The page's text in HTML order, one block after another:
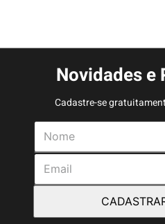
Novidades e
Cadastre-se